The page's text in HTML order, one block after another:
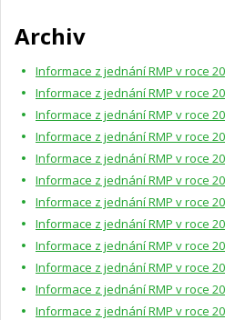
Archiv
Informace z jednání RMP v roce
Informace z jednání RMP v roce
Informace z jednání RMP v roce
Informace z jednání RMP v roce
Informace z jednání RMP v roce
Informace z jednání RMP v roce
Informace z jednání RMP v roce
Informace z jednání RMP v roce
Informace z jednání RMP v roce
Informace z jednání RMP v roce
Informace z jednání RMP v roce
Informace z jednání RMP v roce